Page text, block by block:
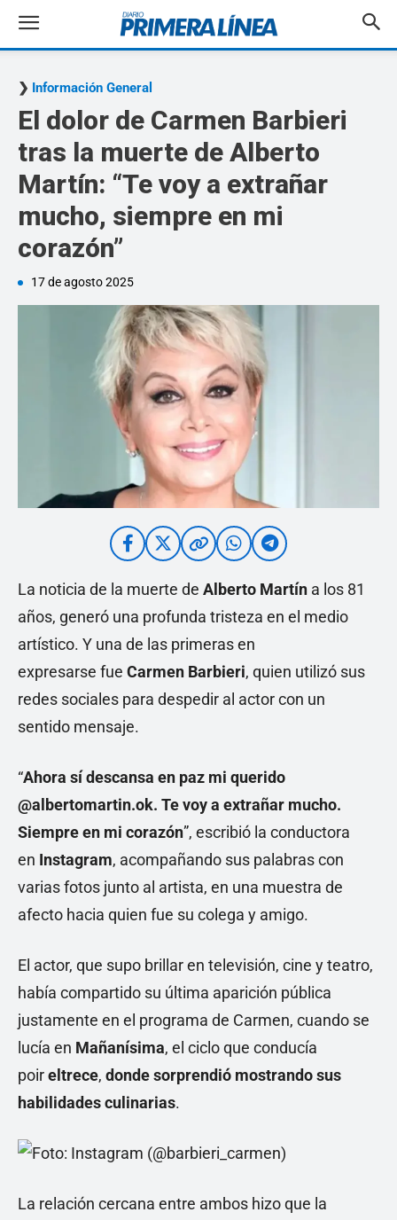
Información General
El dolor de Carmen Barbieri
tras la muerte de Alberto
Martín: “Te voy a extrañar
mucho, siempre en mi
corazón”
17 de agosto 2025
La noticia de la muerte de Alberto Martín a los 81
años, generó una profunda tristeza en el medio
artístico. Y una de las primeras en
expresarse fue Carmen Barbieri, quien utilizó sus
redes sociales para despedir al actor con un
sentido mensaje.
“Ahora sí descansa en paz mi querido
@albertomartin.ok. Te voy a extrañar mucho.
Siempre en mi corazón”, escribió la conductora
en Instagram, acompañando sus palabras con
varias fotos junto al artista, en una muestra de
afecto hacia quien fue su colega y amigo.
El actor, que supo brillar en televisión, cine y teatro,
había compartido su última aparición pública
justamente en el programa de Carmen, cuando se
lucía en Mañanísima, el ciclo que conducía
poireltrece, donde sorprendió mostrando sus
habilidades culinarias.
La relación cercana entre ambos hizo que la